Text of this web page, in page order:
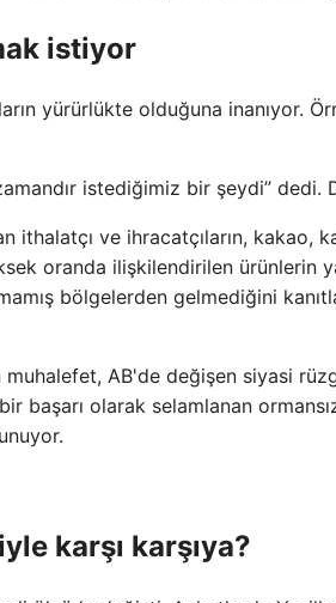
istiyor
yürürlükte olduğuna inanıyor.
istediğimiz bir şeydi” dedi.
ve ihracatçıların, kakao,
oranda ilişkilendirilen ürünlerin
bölgelerden gelmediğini
AB'de değişen siyasi
başarı olarak selamlanan
karşı karşıya?